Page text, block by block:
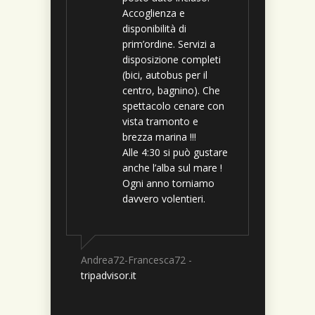
Accoglienza e
disponibilità di
prim’ordine. Servizi a
disposizione completi
(bici, autobus per il
centro, bagnino). Che
spettacolo cenare con
vista tramonto e
brezza marina !!!
Alle 4:30 si può gustare
anche l’alba sul mare !
Ogni anno torniamo
davvero volentieri.
Andrea72-Francesca72 -
tripadvisor.it
Televisione in camera
e in sala. BAlconi
amplissimi che danno
sul mare….bravi,
bravissmi!!!!!!
Consiglio sulle
camere:Tutte le
stanze sono verso
mare…tutte belle
tripadvisor.it
gentilezza e la
cordialità fanno da
sovrano. Il proprietario
del residence è stato
davvero gentile,
ospitale e sempre
disponibile nel
consigliarci itinerari
quando non si poteva
andare in spiaggia per
colpa del brutto
tempo. Davvero
un’ospitalità
ritorneremo se
soggiorneremo di